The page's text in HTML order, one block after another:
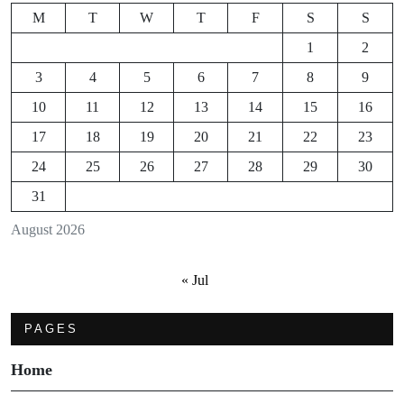
August 2026
M T W T F S
S
1
2
3
4 5 6 7 8
9
10
11 12 13 14 15
16
17
18 19 20 21 22
23
24
25 26 27 28 29
30
31
« Jul
PAGES
Home